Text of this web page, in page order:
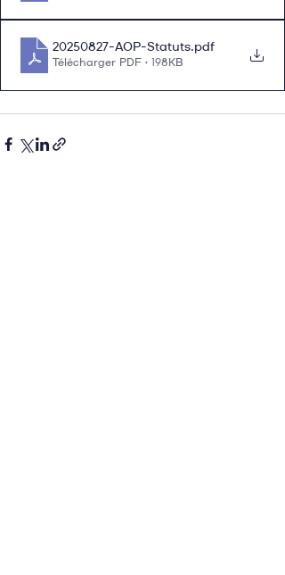
20250827-AOP-Statuts.pdf
Télécharger PDF • 198KB